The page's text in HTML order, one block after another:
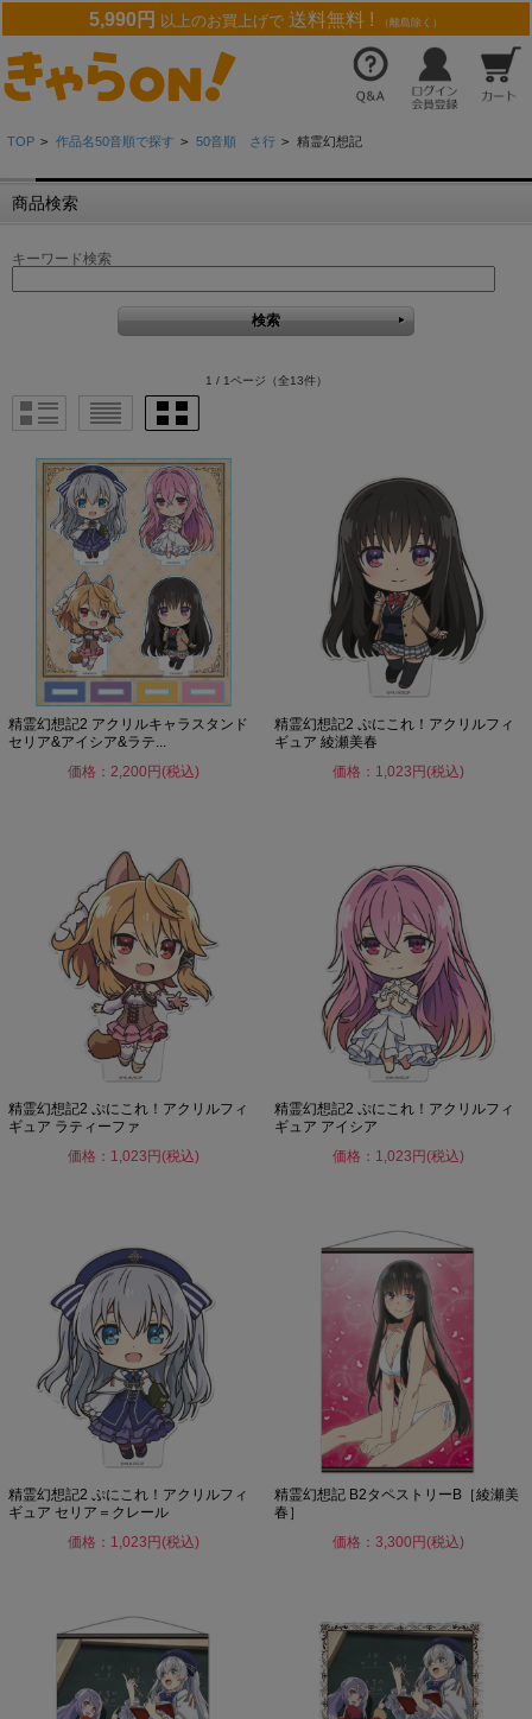
5,990円 以上のお買上げで 送料無料 ! （離島除く）
TOP > 作品名50音順で探す > 50音順 さ行 > 精霊幻想記
商品検索
キーワード検索
1 / 1ページ （全13件）
精霊幻想記2 アクリルキャラスタンド
セリア&アイシア&ラテ...
価格：2,200円(税込)
精霊幻想記2 ぷにこれ！アクリルフィ
ギュア 綾瀬美春
価格：1,023円(税込)
精霊幻想記2 ぷにこれ！アクリルフィ
ギュア ラティーファ
価格：1,023円(税込)
精霊幻想記2 ぷにこれ！アクリルフィ
ギュア アイシア
価格：1,023円(税込)
精霊幻想記2 ぷにこれ！アクリルフィ
ギュア セリア＝クレール
価格：1,023円(税込)
精霊幻想記 B2タペストリーB［綾瀬美
春］
価格：3,300円(税込)